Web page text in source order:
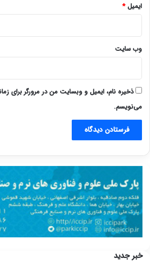
ایمیل*
وب‌ سایت
ذخیره نام، ایمیل و وبسایت من در مرورگر برای
می‌نویسم.
خبر جدید